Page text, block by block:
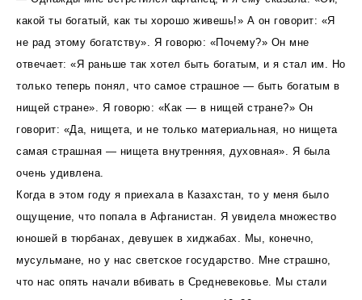
какой ты богатый, как ты хорошо живешь!» А он говорит: «Я
не рад этому богатству». Я говорю: «Почему?» Он мне
отвечает: «Я раньше так хотел быть богатым, и я стал им. Но
только теперь понял, что самое страшное — быть богатым в
нищей стране». Я говорю: «Как — в нищей стране?» Он
говорит: «Да, нищета, и не только материальная, но нищета
самая страшная — нищета внутренняя, духовная». Я была
очень удивлена.
Когда в этом году я приехала в Казахстан, то у меня было
ощущение, что попала в Афганистан. Я увидела множество
юношей в тюрбанах, девушек в хиджабах. Мы, конечно,
мусульмане, но у нас светское государство. Мне страшно,
что нас опять начали вбивать в Средневековье. Мы стали